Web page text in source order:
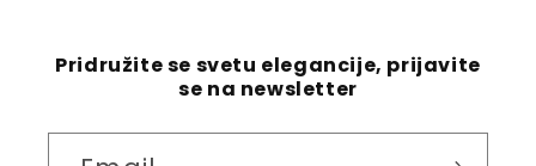
Pridružite se svetu elegancije, prijavite
se na newsletter